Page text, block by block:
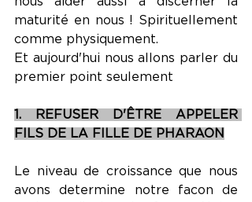
maturité en nous ! Spirituellement
comme physiquement.
Et aujourd'hui nous allons parler du
premier point seulement
1. REFUSER D'ÊTRE APPELER
FILS DE LA FILLE DE PHARAON
Le niveau de croissance que nous
avons determine notre facon de